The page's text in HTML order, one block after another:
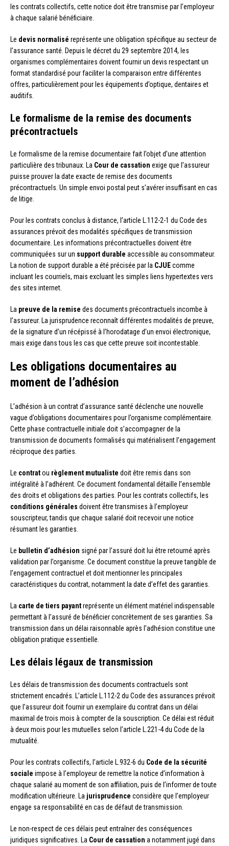
les contrats collectifs, cette notice doit être transmise par l’employeur
à chaque salarié bénéficiaire.
Le devis normalisé représente une obligation spécifique au secteur de
l’assurance santé. Depuis le décret du 29 septembre 2014, les
organismes complémentaires doivent fournir un devis respectant un
format standardisé pour faciliter la comparaison entre différentes
offres, particulièrement pour les équipements d’optique, dentaires et
auditifs.
Le formalisme de la remise des documents
précontractuels
Le formalisme de la remise documentaire fait l’objet d’une attention
particulière des tribunaux. La Cour de cassation exige que l’assureur
puisse prouver la date exacte de remise des documents
précontractuels. Un simple envoi postal peut s’avérer insuffisant en cas
de litige.
Pour les contrats conclus à distance, l’article L.112-2-1 du Code des
assurances prévoit des modalités spécifiques de transmission
documentaire. Les informations précontractuelles doivent être
communiquées sur un support durable accessible au consommateur.
La notion de support durable a été précisée par la CJUEcomme
incluant les courriels, mais excluant les simples liens hypertextes vers
des sites internet.
La preuve de la remise des documents précontractuels incombe à
l’assureur. La jurisprudence reconnaît différentes modalités de preuve,
de la signature d’un récépissé à l’horodatage d’un envoi électronique,
mais exige dans tous les cas que cette preuve soit incontestable.
Les obligations documentaires au
moment de l’adhésion
L’adhésion à un contrat d’assurance santé déclenche une nouvelle
vague d’obligations documentaires pour l’organisme complémentaire.
Cette phase contractuelle initiale doit s’accompagner de la
transmission de documents formalisés qui matérialisent l’engagement
réciproque des parties.
Le contratou règlement mutualiste doit être remis dans son
intégralité à l’adhérent. Ce document fondamental détaille l’ensemble
des droits et obligations des parties. Pour les contrats collectifs, les
conditions générales doivent être transmises à l’employeur
souscripteur, tandis que chaque salarié doit recevoir une notice
résumant les garanties.
Le bulletin d’adhésion signé par l’assuré doit lui être retourné après
validation par l’organisme. Ce document constitue la preuve tangible de
l’engagement contractuel et doit mentionner les principales
caractéristiques du contrat, notamment la date d’effet des garanties.
La carte de tiers payantreprésente un élément matériel indispensable
permettant à l’assuré de bénéficier concrètement de ses garanties. Sa
transmission dans un délai raisonnable après l’adhésion constitue une
obligation pratique essentielle.
Les délais légaux de transmission
Les délais de transmission des documents contractuels sont
strictement encadrés. L’article L.112-2 du Code des assurances prévoit
que l’assureur doit fournir un exemplaire du contrat dans un délai
maximal de trois mois à compter de la souscription. Ce délai est réduit
à deux mois pour les mutuelles selon l’article L.221-4 du Code de la
mutualité.
Pour les contrats collectifs, l’article L.932-6 du Code de la sécurité
sociale impose à l’employeur de remettre la notice d’information à
chaque salarié au moment de son affiliation, puis de l’informer de toute
modification ultérieure. La jurisprudence considère que l’employeur
engage sa responsabilité en cas de défaut de transmission.
Le non-respect de ces délais peut entraîner des conséquences
juridiques significatives. La Cour de cassation a notamment jugé dans